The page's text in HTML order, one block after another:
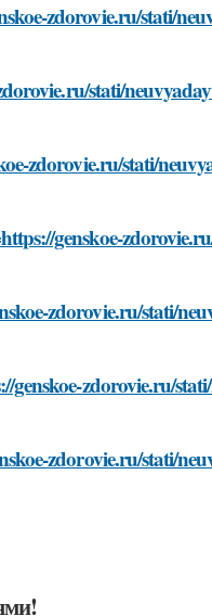
zdorovie.ru/stati/
stati/
zdorovie.ru/stati/
genskoe-
zdorovie.ru/stati/
zdorovie.ru/
zdorovie.ru/stati/